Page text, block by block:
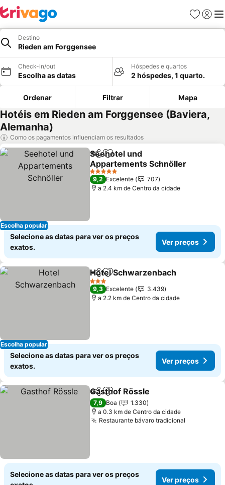
Favoritos
Iniciar
Destino
Rieden am Forggensee
Check-in/out
Escolha as datas
Hóspedes e quartos
2 hóspedes, 1 quarto.
Ordenar Filtrar Mapa
Hotéis em Rieden am Forggensee (Baviera,
Alemanha)
Como os pagamentos influenciam os resultados
Escolha popular
PartilharAdicionar aos favoritos
Seehotel und
Appartements Schnöller
5 Estrelas
9,2 Excelente
707
a 2.4 km de Centro da cidade
Selecione as datas para ver os preços
exatos.
Ver preços
Escolha popular
PartilharAdicionar aos favoritos
Hotel Schwarzenbach
3 Estrelas
9,3 Excelente
3.439
a 2.2 km de Centro da cidade
Selecione as datas para ver os preços
exatos.
Ver preços
PartilharAdicionar aos favoritos
Gasthof Rössle
7,9 Boa
1.330
a 0.3 km de Centro da cidade
Restaurante bávaro tradicional
Selecione as datas para ver os preços
Ver preços